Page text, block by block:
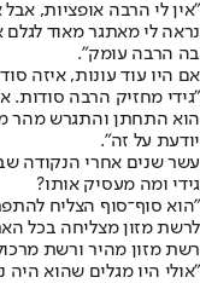
"אין לי הרבה אופציות,
נראה לי מאתגר מאוד
בה הרבה עומק".
אם היו עוד עונות, איזה סוד
"גידי מחזיק הרבה סודות.
הוא התחתן והתגרש מהר
יודעת על זה".
עשר שנים אחרי הנקודה
גידי ומה מעסיק אותו?
"הוא סוף־סוף הצליח
לרשת מזון מצליחה בכל
רשת מזון מהיר ורשת
"אולי היו מגלים שהוא